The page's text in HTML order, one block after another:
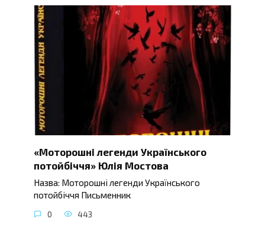
«Моторошні легенди Українського
потойбіччя» Юлія Мостова
Назва: Моторошні легенди Українського
потойбіччя Письменник
0 443